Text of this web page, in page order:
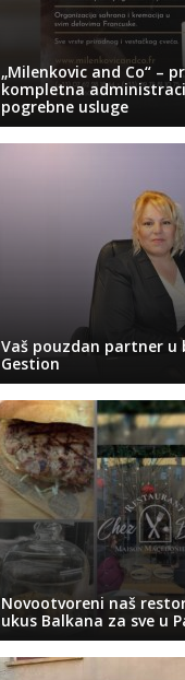
„Milenkovic and Co“ –
kompletna
pogrebne usluge
Vaš pouzdan partner u
Gestion
Novootvoreni naš
ukus Balkana za sve u